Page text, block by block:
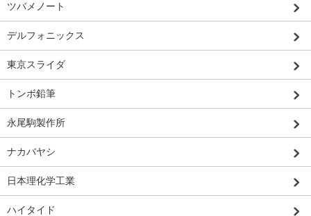
ツバメノート
デルフォニックス
東京スライダ
トンボ鉛筆
永尾駒製作所
ナカバヤシ
日本理化学工業
ハイタイド